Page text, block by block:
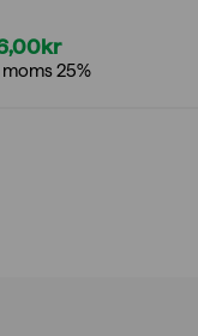
kr
moms 25%